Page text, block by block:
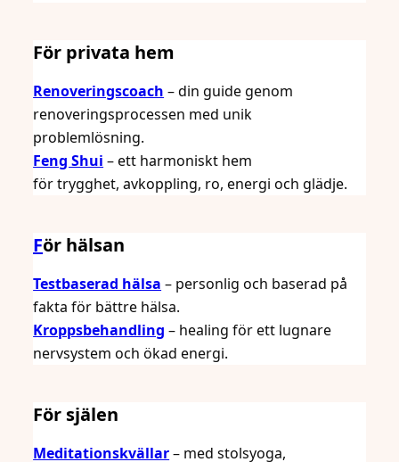
För privata hem
Renoveringscoach – din guide genom
renoveringsprocessen med unik
problemlösning.
Feng Shui – ett harmoniskt hem
för trygghet, avkoppling, ro, energi och glädje.
För hälsan
Testbaserad hälsa – personlig och baserad på
fakta för bättre hälsa.
Kroppsbehandling – healing för ett lugnare
nervsystem och ökad energi.
För själen
Meditationskvällar– med stolsyoga,